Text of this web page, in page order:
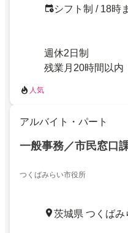
シフト制 / 18時
週休2日制
残業月20時間以内
人気
アルバイト・パート
一般事務／市民窓口
つくばみらい市役所
茨城県 つくばみ